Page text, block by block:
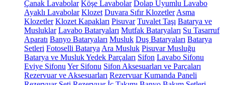
Çanak Lavabolar Köşe Lavabolar Dolap Uyumlu Lavabo
Ayaklı Lavabolar Klozet Duvara Sıfır Klozetler Asma
Klozetler Klozet Kapakları Pisuvar Tuvalet Taşı Batarya ve
Musluklar Lavabo Bataryaları Mutfak Bataryaları Su Tasarruf
Aparatı Banyo Bataryaları Musluk Duş Bataryaları Batarya
Setleri Fotoselli Batarya Ara Musluk Pisuvar Musluğu
Batarya ve Musluk Yedek Parçaları Sifon Lavabo Sifonu
Eviye Sifonu Yer Sifonu Sifon Aksesuarları ve Parçaları
Rezervuar ve Aksesuarları Rezervuar Kumanda Paneli